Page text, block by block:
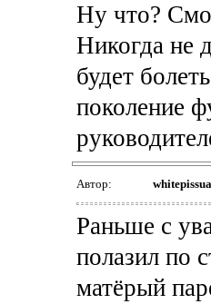
Ну что?
Никогда не
будет
поколение
Автор:
Раньше с
полазил по
матёрый